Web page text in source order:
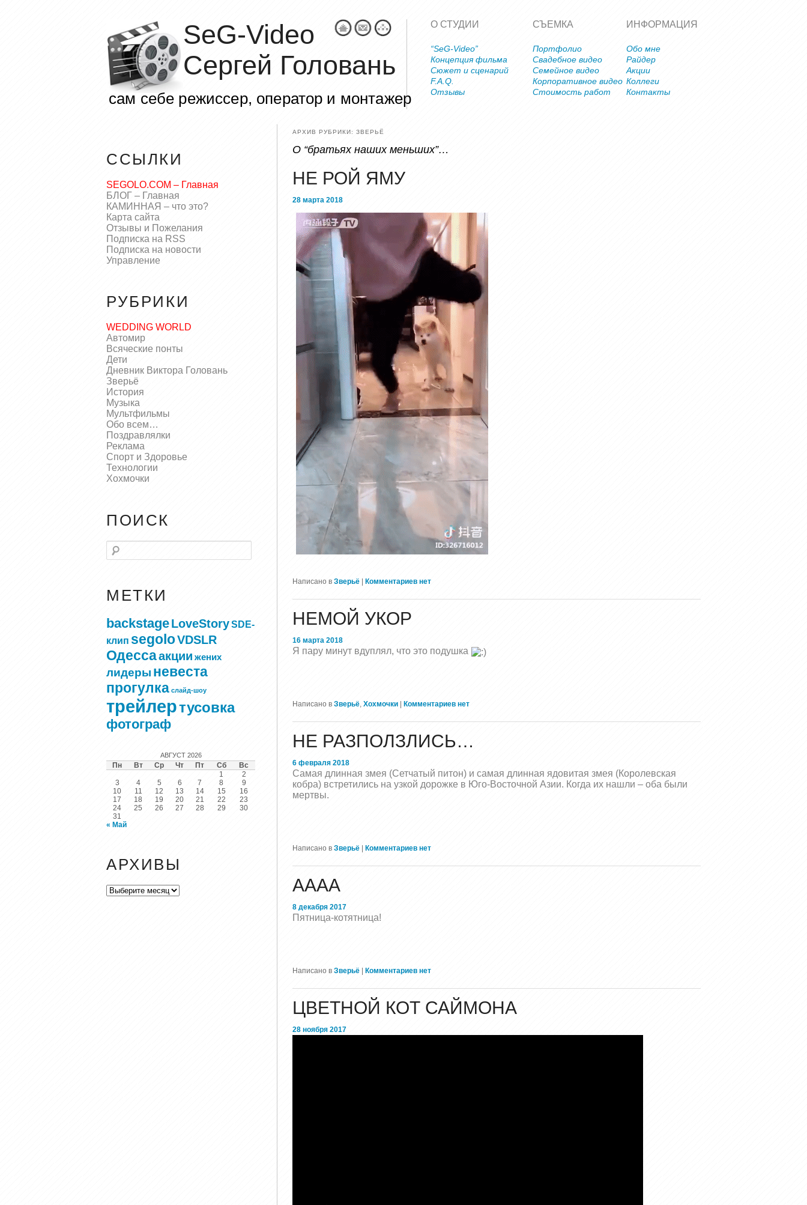
SeG-Video
Сергей Головань
сам себе режиссер, оператор и монтажер
О СТУДИИ
“SeG-Video”
Концепция фильма
Сюжет и сценарий
F.A.Q.
Отзывы
СЪЕМКА
Портфолио
Свадебное видео
Семейное видео
Корпоративное видео
Стоимость работ
ИНФОРМАЦИЯ
Обо мне
Райдер
Акции
Коллеги
Контакты
АРХИВ РУБРИКИ: ЗВЕРЬЁ
О “братьях наших меньших”…
НЕ РОЙ ЯМУ
28 марта 2018
Написано в Зверьё Комментариев нет
НЕМОЙ УКОР
16 марта 2018
Я пару минут вдуплял, что это подушка
Написано в Зверьё, Хохмочки Комментариев нет
НЕ РАЗПОЛЗЛИСЬ…
6 февраля 2018
Самая длинная змея (Сетчатый питон) и самая длинная ядовитая змея (Королевская
кобра) встретились на узкой дорожке в Юго-Восточной Азии. Когда их нашли – оба были
мертвы.
Написано в Зверьё Комментариев нет
АААА
8 декабря 2017
Пятница-котятница!
Написано в Зверьё Комментариев нет
ЦВЕТНОЙ КОТ САЙМОНА
28 ноября 2017
ССЫЛКИ
SEGOLO.COM – Главная
БЛОГ – Главная
КАМИННАЯ – что это?
Карта сайта
Отзывы и Пожелания
Подписка на RSS
Подписка на новости
Управление
РУБРИКИ
WEDDING WORLD
Автомир
Всяческие понты
Дети
Дневник Виктора Головань
Зверьё
История
Музыка
Мультфильмы
Обо всем…
Поздравлялки
Реклама
Спорт и Здоровье
Технологии
Хохмочки
ПОИСК
Поиск
МЕТКИ
backstageLoveStorySDE-
клип segoloVDSLR
Одессаакции жених
лидеры невеста
прогулка слайд-шоу
трейлертусовка
фотограф
АВГУСТ 2026
Пн Вт Ср Чт Пт Сб
Вс
1
2
3
4 5 6 7 8
9
10
11 12 13 14 15
16
17
18 19 20 21 22
23
24
25 26 27 28 29
30
31
« Май
АРХИВЫ
Архивы